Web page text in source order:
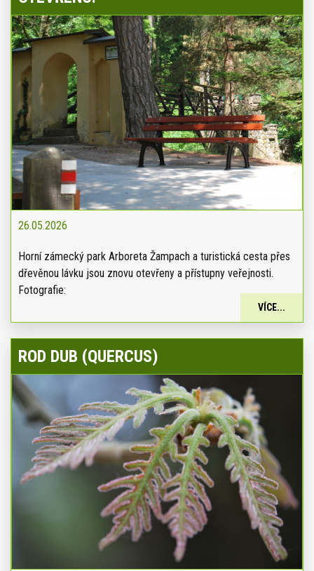
26.05.2026
Horní zámecký park Arboreta Žampach a turistická cesta přes
dřevěnou lávku jsou znovu otevřeny a přístupny veřejnosti.
Fotografie:
VÍCE...
ROD DUB (QUERCUS)